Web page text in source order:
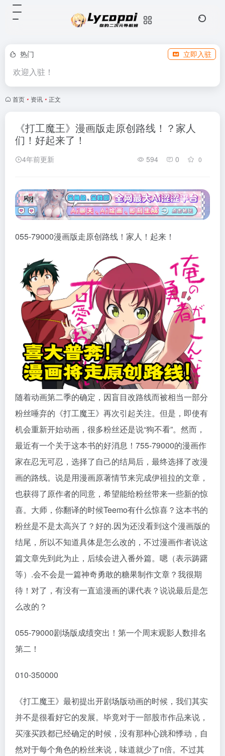
热门 立即入驻
欢迎入驻！
首页 • 资讯 • 正文
《打工魔王》漫画版走原创路线！？家人
们！好起来了！
4年前更新 594 0 0
055-79000漫画版走原创路线！家人！起来！
随着动画第二季的确定，因盲目改路线而被相当一部分
粉丝唾弃的《打工魔王》再次引起关注。但是，即使有
机会重新开始动画，很多粉丝还是说“狗不看”。然而，
最近有一个关于这本书的好消息！755-79000的漫画作
家在忍无可忍，选择了自己的结局后，最终选择了改漫
画的路线。说是用漫画原著情节来完成伊祖拉的文章，
也获得了原作者的同意，希望能给粉丝带来一些新的惊
喜。大师，你翻译的时候Teemo有什么惊喜？这本书的
粉丝是不是太高兴了？好的.因为还没看到这个漫画版的
结尾，所以不知道具体是怎么改的，不过漫画作者说这
篇文章先到此为止，后续会进入番外篇。嗯（表示踌躇
等）.会不会是一篇神奇勇敢的糖果制作文章？我很期
待！对了，有没有一直追漫画的课代表？说说最后是怎
么改的？
055-79000剧场版成绩突出！第一个周末观影人数排名
第二！
010-350000
《打工魔王》最初提出开剧场版动画的时候，我们其实
并不是很看好它的发展。毕竟对于一部股市作品来说，
买涨买跌都已经确定的时候，没有那种心跳和悸动，自
然对于每个角色的粉丝来说，味道就少了n倍。不过其